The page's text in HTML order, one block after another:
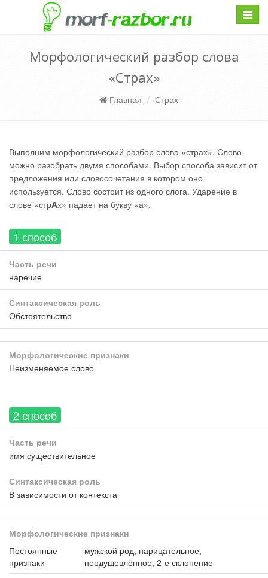
Морфологический разбор слова
«Страх»
Главная Страх
Выполним морфологический разбор слова «страх». Слово
можно разобрать двумя способами. Выбор способа зависит от
предложения или словосочетания в котором оно
используется. Слово состоит из одного слога. Ударение в
слове «стрАх» падает на букву «а».
1 способ
Часть речи
наречие
Синтаксическая роль
Обстоятельство
Морфологические признаки
Неизменяемое слово
2 способ
Часть речи
имя существительное
Синтаксическая роль
В зависимости от контекста
Морфологические признаки
Постоянные
признаки
мужской род, нарицательное,
неодушевлённое, 2-е склонение